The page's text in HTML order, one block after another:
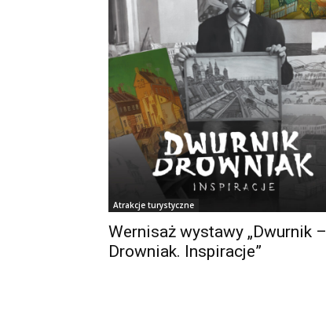
Atrakcje turystyczne
Wernisaż wystawy „Dwurnik –
Drowniak. Inspiracje”